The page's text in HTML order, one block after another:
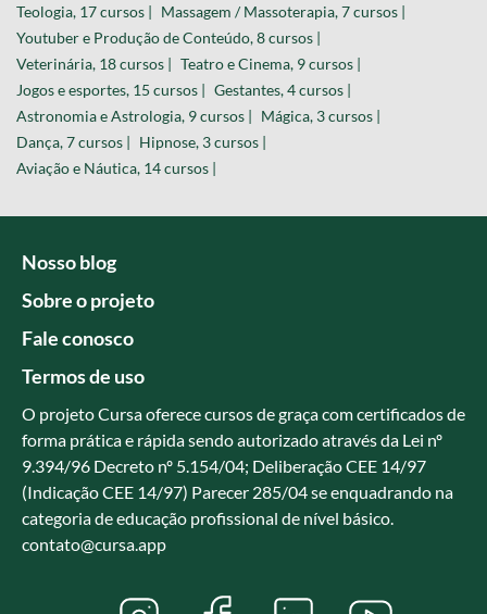
Teologia, 17 cursos | Massagem / Massoterapia, 7 cursos |
Youtuber e Produção de Conteúdo, 8 cursos |
Veterinária, 18 cursos | Teatro e Cinema, 9 cursos |
Jogos e esportes, 15 cursos | Gestantes, 4 cursos |
Astronomia e Astrologia, 9 cursos | Mágica, 3 cursos |
Dança, 7 cursos | Hipnose, 3 cursos |
Aviação e Náutica, 14 cursos |
Nosso blog
Sobre o projeto
Fale conosco
Termos de uso
O projeto Cursa oferece cursos de graça com certificados de
forma prática e rápida sendo autorizado através da Lei nº
9.394/96 Decreto nº 5.154/04; Deliberação CEE 14/97
(Indicação CEE 14/97) Parecer 285/04 se enquadrando na
categoria de educação profissional de nível básico.
contato@cursa.app